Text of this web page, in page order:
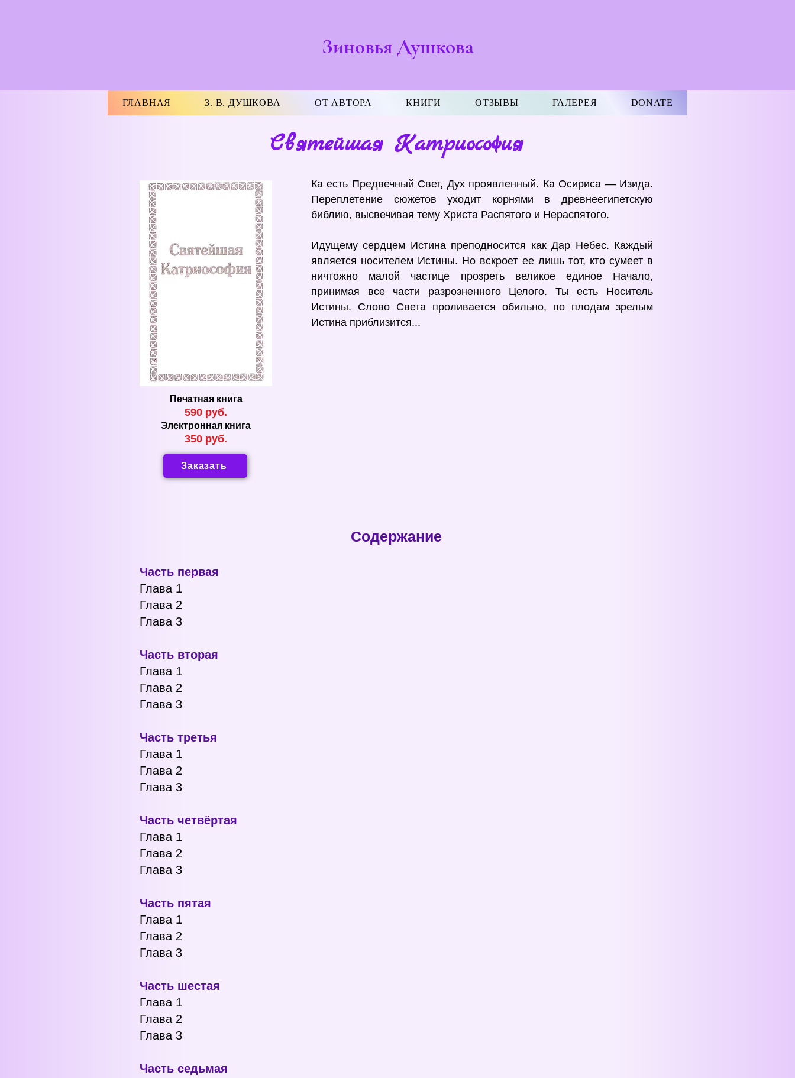
Зиновья Душкова
ГЛАВНАЯ З. В. ДУШКОВА ОТ АВТОРА КНИГИ ОТЗЫВЫ ГАЛЕРЕЯ DONATE
Святейшая Катриософия
Печатная книга
590 руб.
Электронная книга
350 руб.
Заказать
Ка есть Предвечный Свет, Дух проявленный. Ка Осириса — Изида.
Переплетение сюжетов уходит корнями в древнеегипетскую
библию, высвечивая тему Христа Распятого и Нераспятого.
Идущему сердцем Истина преподносится как Дар Небес. Каждый
является носителем Истины. Но вскроет ее лишь тот, кто сумеет в
ничтожно малой частице прозреть великое единое Начало,
принимая все части разрозненного Целого. Ты есть Носитель
Истины. Слово Света проливается обильно, по плодам зрелым
Истина приблизится...
Содержание
Часть первая
Глава 1
Глава 2
Глава 3
Часть вторая
Глава 1
Глава 2
Глава 3
Часть третья
Глава 1
Глава 2
Глава 3
Часть четвёртая
Глава 1
Глава 2
Глава 3
Часть пятая
Глава 1
Глава 2
Глава 3
Часть шестая
Глава 1
Глава 2
Глава 3
Часть седьмая